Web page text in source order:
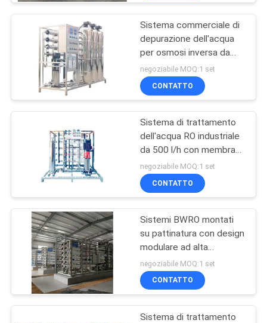
PRIVACY
POLICYModulo EDI
Membrane di
ultrafiltrazione
14
Macchina Ultrapure
dell'acqua
Sistema commerciale di
depurazione dell'acqua
per osmosi inversa da
500L/h con serbatoi di
pretrattamento in FRP e
progettazione in acciaio
negoziabile MOQ:1 set
CONTATTO
Sistema di trattamento
dell'acqua RO industriale
da 500 l/h con membrana
di fibre vuote e design
integrato compatto
negoziabile MOQ:1 set
CONTATTO
Sistemi BWRO montati
su pattinatura con design
modulare ad alta
efficienza di filtrazione e
prestazioni resistenti alla
corrosione
negoziabile MOQ:1 set
CONTATTO
Sistema di trattamento